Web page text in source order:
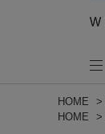
HOME >
HOME
>